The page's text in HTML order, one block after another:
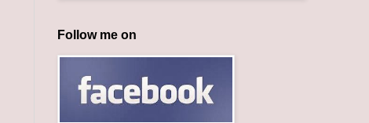
Follow me on